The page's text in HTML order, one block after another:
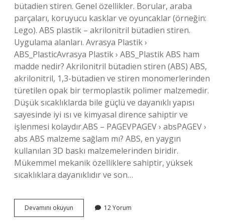
bütadien stiren. Genel özellikler. Borular, araba
parçaları, koruyucu kasklar ve oyuncaklar (örneğin:
Lego). ABS plastik – akrilonitril bütadien stiren.
Uygulama alanları. Avrasya Plastik ›
ABS_PlasticAvrasya Plastik › ABS_Plastik ABS ham
madde nedir? Akrilonitril bütadien stiren (ABS) ABS,
akrilonitril, 1,3-bütadien ve stiren monomerlerinden
türetilen opak bir termoplastik polimer malzemedir.
Düşük sıcaklıklarda bile güçlü ve dayanıklı yapısı
sayesinde iyi ısı ve kimyasal dirence sahiptir ve
işlenmesi kolaydır.ABS – PAGEVPAGEV › absPAGEV ›
abs ABS malzeme sağlam mı? ABS, en yaygın
kullanılan 3D baskı malzemelerinden biridir.
Mükemmel mekanik özelliklere sahiptir, yüksek
sıcaklıklara dayanıklıdır ve son…
Devamını okuyun
Hammadde
12 Yorum